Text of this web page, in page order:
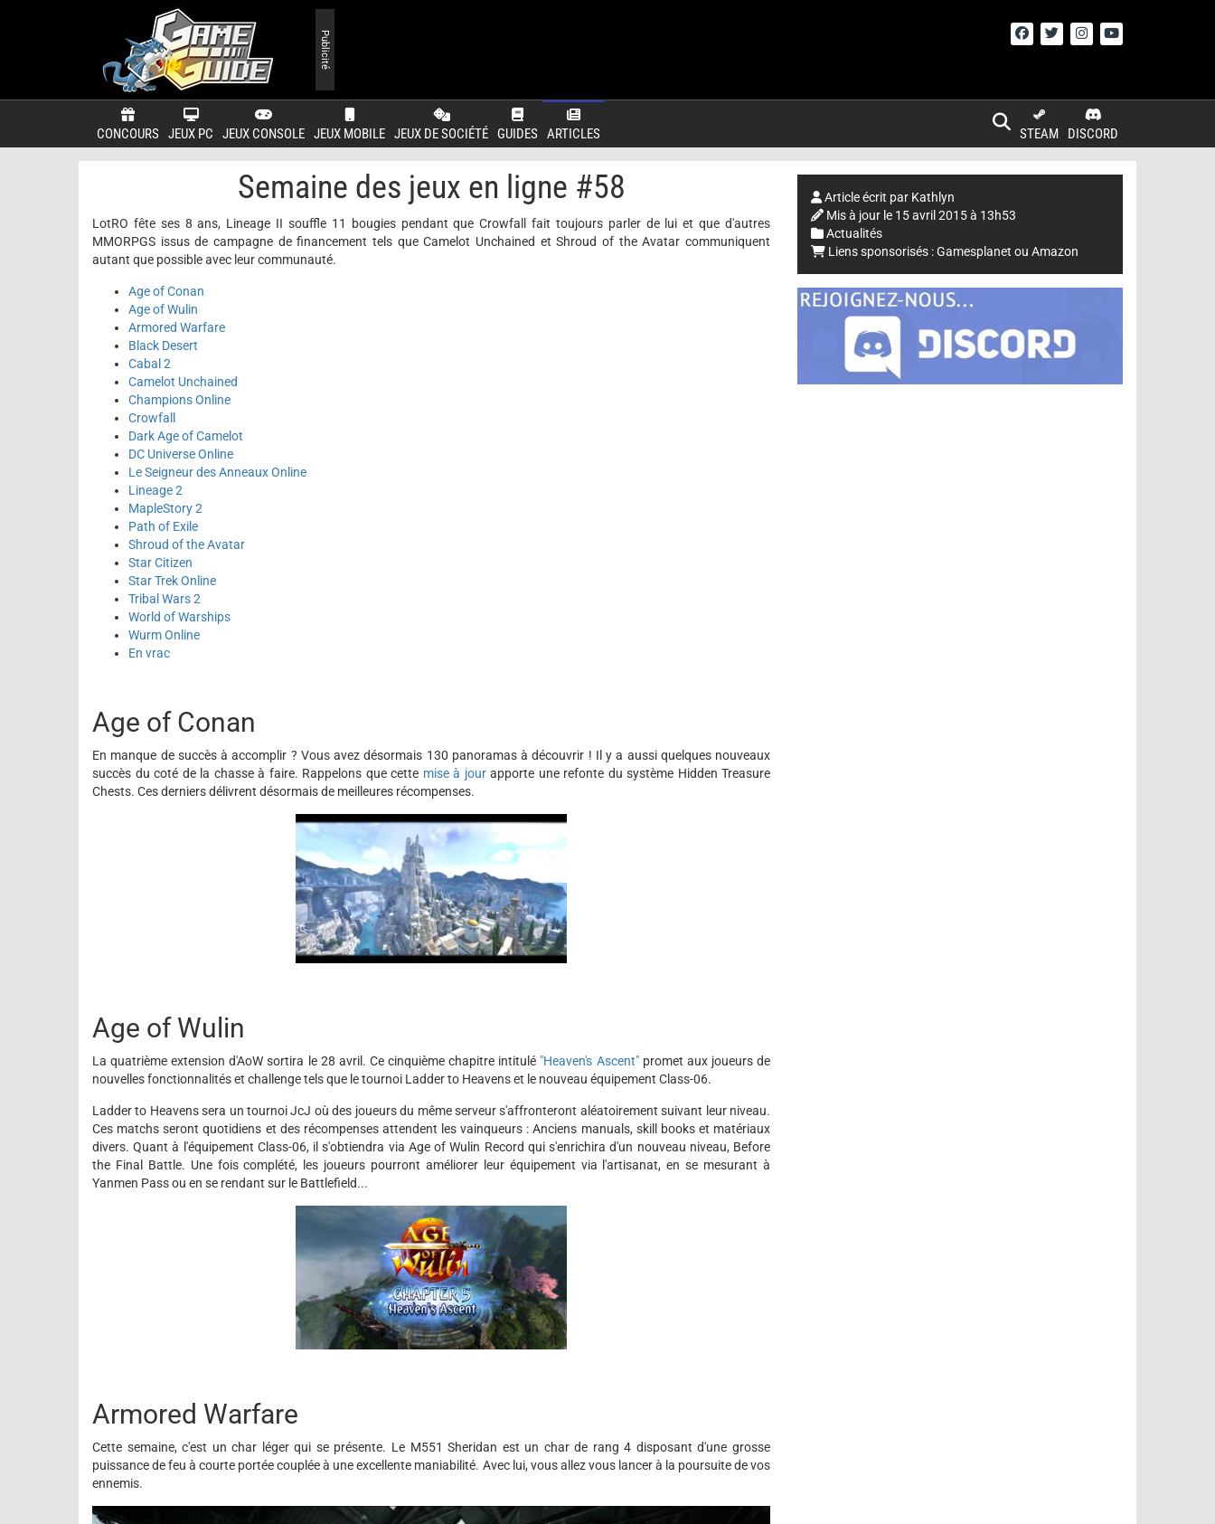
CONCOURS JEUX PC JEUX CONSOLE JEUX MOBILE JEUX DE SOCIÉTÉ GUIDES ARTICLES DISCORD
STEAM
Publicité
Semaine des jeux en ligne #58
LotRO fête ses 8 ans, Lineage II souffle 11 bougies pendant que Crowfall fait toujours parler de lui et que d'autres
MMORPGS issus de campagne de financement tels que Camelot Unchained et Shroud of the Avatar communiquent
autant que possible avec leur communauté.
Age of Conan
Age of Wulin
Armored Warfare
Black Desert
Cabal 2
Camelot Unchained
Champions Online
Crowfall
Dark Age of Camelot
DC Universe Online
Le Seigneur des Anneaux Online
Lineage 2
MapleStory 2
Path of Exile
Shroud of the Avatar
Star Citizen
Star Trek Online
Tribal Wars 2
World of Warships
Wurm Online
En vrac
Age of Conan
En manque de succès à accomplir ? Vous avez désormais 130 panoramas à découvrir ! Il y a aussi quelques nouveaux
succès du coté de la chasse à faire. Rappelons que cette mise à jourapporte une refonte du système Hidden Treasure
Chests. Ces derniers délivrent désormais de meilleures récompenses.
Age of Wulin
La quatrième extension d'AoW sortira le 28 avril. Ce cinquième chapitre intitulé "Heaven's Ascent"promet aux joueurs de
nouvelles fonctionnalités et challenge tels que le tournoi Ladder to Heavens et le nouveau équipement Class-06.
Ladder to Heavens sera un tournoi JcJ où des joueurs du même serveur s'affronteront aléatoirement suivant leur niveau.
Ces matchs seront quotidiens et des récompenses attendent les vainqueurs : Anciens manuals, skill books et matériaux
divers. Quant à l'équipement Class-06, il s'obtiendra via Age of Wulin Record qui s'enrichira d'un nouveau niveau, Before
the Final Battle. Une fois complété, les joueurs pourront améliorer leur équipement via l'artisanat, en se mesurant à
Yanmen Pass ou en se rendant sur le Battlefield...
Armored Warfare
Cette semaine, c'est un char léger qui se présente. Le M551 Sheridan est un char de rang 4 disposant d'une grosse
puissance de feu à courte portée couplée à une excellente maniabilité. Avec lui, vous allez vous lancer à la poursuite de vos
ennemis.
Article écrit par Kathlyn
Mis à jour le 15 avril 2015 à 13h53
Actualités
Liens sponsorisés :Gamesplanet ou Amazon